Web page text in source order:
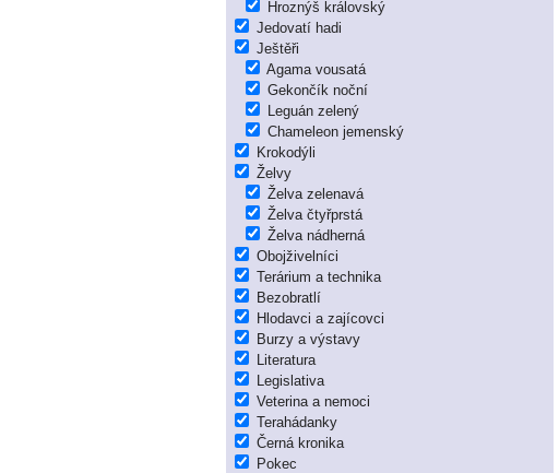
Hroznýš královský
Jedovatí hadi
Ještěři
Agama vousatá
Gekončík noční
Leguán zelený
Chameleon jemenský
Krokodýli
Želvy
Želva zelenavá
Želva čtyřprstá
Želva nádherná
Obojživelníci
Terárium a technika
Bezobratlí
Hlodavci a zajícovci
Burzy a výstavy
Literatura
Legislativa
Veterina a nemoci
Terahádanky
Černá kronika
Pokec